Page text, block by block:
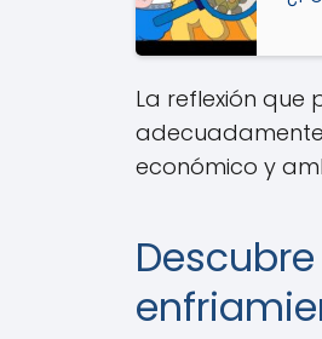
La reflexión
económico y